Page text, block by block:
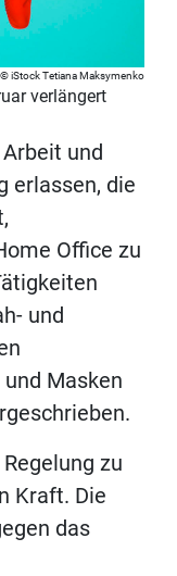
iStock Tetiana Maksymenko
verlängert
und
erlassen, die
Office zu
und
Masken
zu
Kraft. Die
das